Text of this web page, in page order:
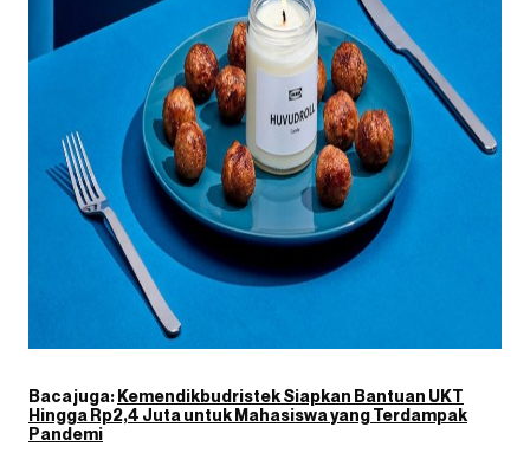
Baca juga:Kemendikbudristek Siapkan Bantuan UKT
Hingga Rp2,4 Juta untuk Mahasiswa yang Terdampak
Pandemi